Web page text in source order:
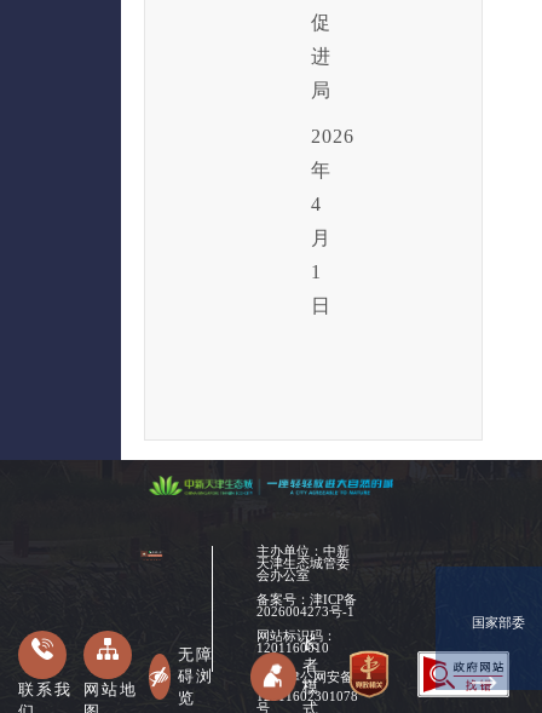
促
进
局
2026
年
4
月
1
日
主办单位：中新
天津生态城管委
会办公室
备案号： 津ICP备
2026004273号-1
网站标识码：
1201160010
津公网安备
12011602301078
号
联系我
网站地
无障
碍浏
览
长
者
模
式
国家部委